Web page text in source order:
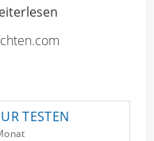
TESTEN